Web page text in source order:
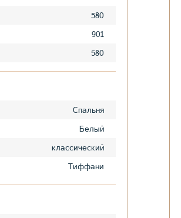
580
901
580
Спальня
Белый
классический
Тиффани